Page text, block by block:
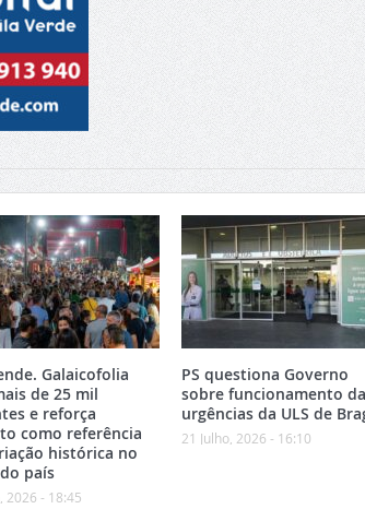
Galaicofolia
de 25 mil
e reforça
como referência
histórica no
país
2026 - 18:45
PS questiona Governo
sobre funcionamento
urgências da ULS de
21 Julho, 2026 - 16:10